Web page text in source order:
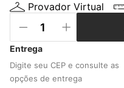
Provador Virtual